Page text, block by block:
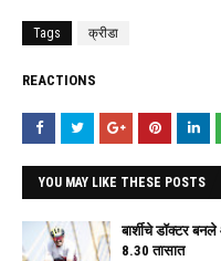
Tags क्रीडा
REACTIONS
YOU MAY LIKE THESE POSTS
बार्शीचे डॉक्टर
8.30 तासात